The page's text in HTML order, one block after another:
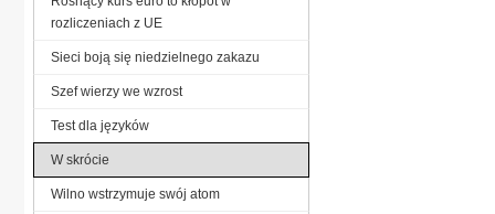
rozliczeniach z UE
Sieci boją się niedzielnego zakazu
Szef wierzy we wzrost
Test dla języków
W skrócie
Wilno wstrzymuje swój atom